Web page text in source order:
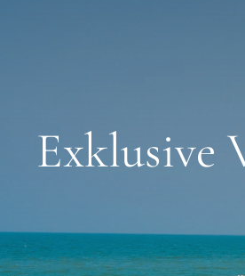
Exklusive